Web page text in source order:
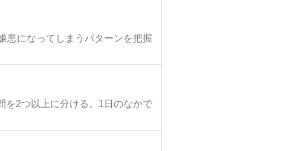
悪になってしまうパターンを把握
を2つ以上に分ける。1日のなかで